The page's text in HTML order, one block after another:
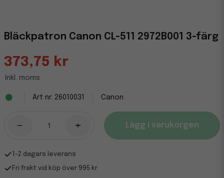
Bläckpatron Canon CL-511 2972B001 3-färg
373,75 kr
Inkl. moms
26010031 Canon
- + Lägg i varukorgen
1-2 dagars leverans
Fri frakt vid köp över 995 kr